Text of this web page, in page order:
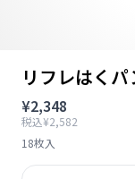
リフレはく
¥2,348
税込¥2,582
18枚入